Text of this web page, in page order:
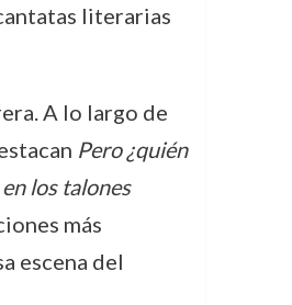
literarias
A lo largo de
Pero ¿quién
los talones
más
escena del